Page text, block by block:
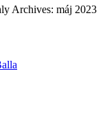
Archives: máj 2023